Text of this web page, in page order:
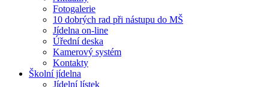
Fotogalerie
10 dobrých rad při nástupu do MŠ
Jídelna on-line
Úřední deska
Kamerový systém
Kontakty
Školní jídelna
Jídelní lístek